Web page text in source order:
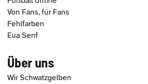
Von Fans, für Fans
Fehlfarben
Eua Senf
Über uns
Wir Schwatzgelben